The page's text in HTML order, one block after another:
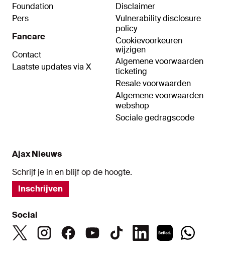
Foundation
Pers
Fancare
Contact
Laatste updates via X
Disclaimer
Vulnerability disclosure
policy
Cookievoorkeuren
wijzigen
Algemene voorwaarden
ticketing
Resale voorwaarden
Algemene voorwaarden
webshop
Sociale gedragscode
Ajax Nieuws
Schrijf je in en blijf op de hoogte.
Inschrijven
Social